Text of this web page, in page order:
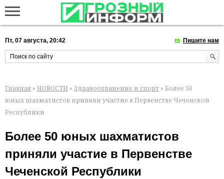
Пт, 07 августа, 20:42 Пишите нам
Главная » НОВОСТИ » Здравоохранение и спорт » Более 50
юных шахматистов приняли участие в Первенстве Чеченской
Республики
Более 50 юных шахматистов
приняли участие в Первенстве
Чеченской Республики